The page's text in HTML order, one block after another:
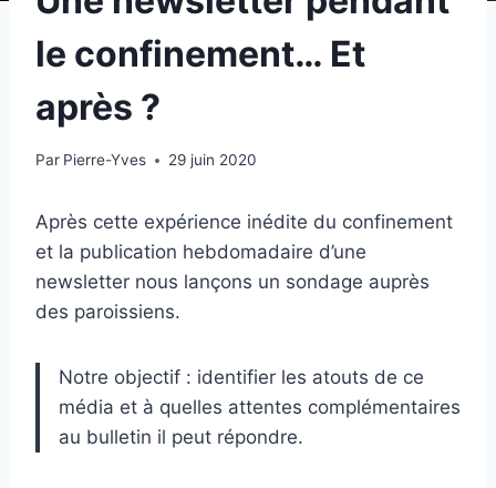
le confinement… Et
après ?
Par Pierre-Yves 29 juin 2020
Après cette expérience inédite du confinement
et la publication hebdomadaire d’une
newsletter nous lançons un sondage auprès
des paroissiens.
Notre objectif : identifier les atouts de ce
média et à quelles attentes complémentaires
au bulletin il peut répondre.